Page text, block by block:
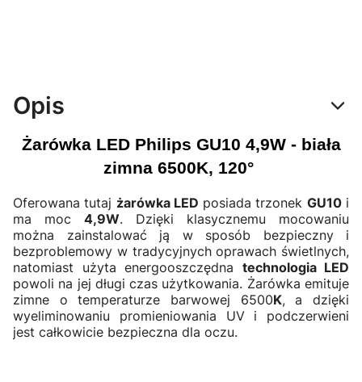
Opis
Żarówka LED Philips GU10 4,9W - biała
zimna 6500K, 120°
Oferowana tutaj żarówka LED posiada trzonek GU10i
ma moc 4,9W. Dzięki klasycznemu mocowaniu
można zainstalować ją w sposób bezpieczny i
bezproblemowy w tradycyjnych oprawach świetlnych,
natomiast użyta energooszczędna technologia LED
powoli na jej długi czas użytkowania. Żarówka emituje
zimne o temperaturze barwowej 6500K, a dzięki
wyeliminowaniu promieniowania UV i podczerwieni
jest całkowicie bezpieczna dla oczu.